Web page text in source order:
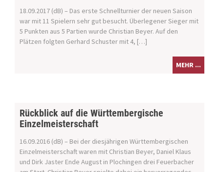
18.09.2017 (dB) – Das erste Schnellturnier der neuen Saison
war mit 11 Spielern sehr gut besucht. Überlegener Sieger mit
5 Punkten aus 5 Partien wurde Christian Beyer. Auf den
Plätzen folgten Gerhard Schuster mit 4, […]
MEHR ...
Rückblick auf die Württembergische
Einzelmeisterschaft
16.09.2016 (dB) – Bei der diesjährigen Württembergischen
Einzelmeisterschaft waren mit Christian Beyer, Daniel Klaus
und Dirk Jaster Ende August in Plochingen drei Feuerbacher